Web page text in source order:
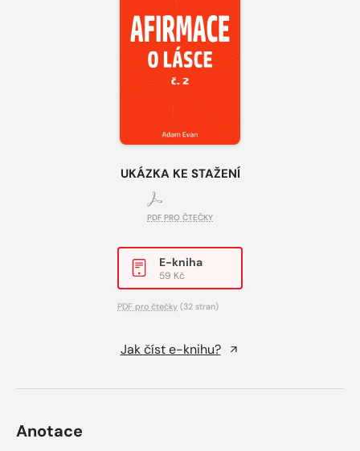
UKÁZKA KE STAŽENÍ
PDF PRO ČTEČKY
E-kniha
59 Kč
PDF pro čtečky (32 stran)
Jak číst e-knihu?
Anotace